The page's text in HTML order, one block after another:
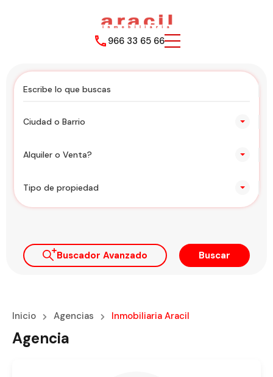
966 33 65 66
Ciudad o Barrio
Alquiler o Venta?
Tipo de propiedad
Buscador Avanzado Buscar
Inicio Agencias Inmobiliaria Aracil
Agencia